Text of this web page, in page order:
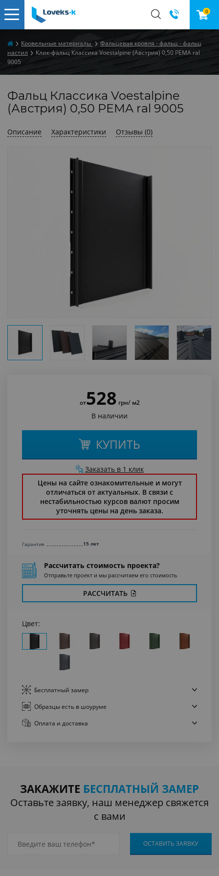
0
Кровельные материалы
Фальцевая кровля - фальц - фальц
настил
Клик-фальц Классика Voestalpine (Австрия) 0,50 PEMA ral
9005
Фальц Классика Voestalpine
(Австрия) 0,50 PEMA ral 9005
Описание Характеристики Отзывы (0)
от528 грн/ м2
В наличии
КУПИТЬ
Заказать в 1 клик
Цены на сайте ознакомительные и могут
отличаться от актуальных. В связи с
нестабильностью курсов валют просим
уточнять цены на день заказа.
Гарантия 15 лет
Рассчитать стоимость проекта?
Отправьте проект и мы рассчитаем его стоимость
РАССЧИТАТЬ
Цвет:
Бесплатный замер
Образцы есть в шоуруме
Оплата и доставка
ЗАКАЖИТЕ БЕСПЛАТНЫЙ ЗАМЕР
Оставьте заявку, наш менеджер свяжется
с вами